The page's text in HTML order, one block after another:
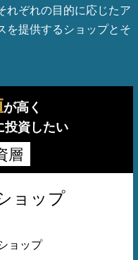
れぞれの目的に応じたア
を提供するショップとそ
が高く
投資したい
層
ョップ